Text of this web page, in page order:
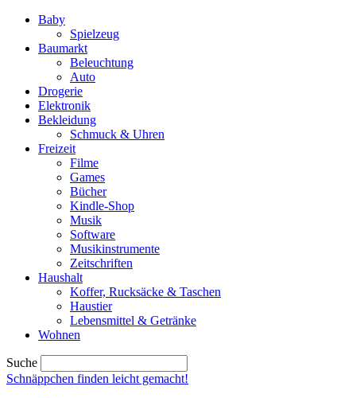
Baby
Spielzeug
Baumarkt
Beleuchtung
Auto
Drogerie
Elektronik
Bekleidung
Schmuck & Uhren
Freizeit
Filme
Games
Bücher
Kindle-Shop
Musik
Software
Musikinstrumente
Zeitschriften
Haushalt
Koffer, Rucksäcke & Taschen
Haustier
Lebensmittel & Getränke
Wohnen
Suche
Schnäppchen finden leicht gemacht!